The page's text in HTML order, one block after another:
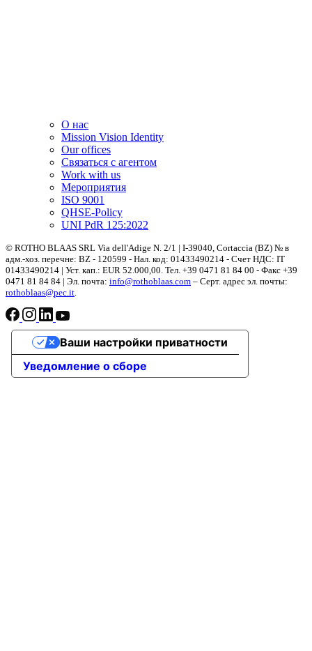
О нас
Mission Vision Identity
Our offices
Связаться с агентом
Work with us
Мероприятия
ISO 9001
QHSE-Policy
UNI PdR 125:2022
© ROTHO BLAAS SRL Via dell'Adige N. 2/1 | I-39040, Cortaccia (BZ) № в
адм.-хоз. перечне: BZ - 120599 - Нал. код: 01433490214 - Счет НДС: IT
01433490214 | Уст. кап.: EUR 52.000,00. Teл. +39 0471 81 84 00 - Факс +39
0471 81 84 84 | Эл. почта: info@rothoblaas.com – Серт. адрес эл. почты:
rothoblaas@pec.it
Уведомление о сборе
Ваши настройки приватности